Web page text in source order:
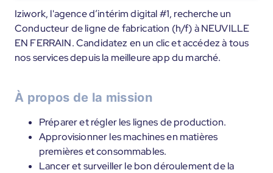
Iziwork, l'agence d’intérim digital #1, recherche un
Conducteur de ligne de fabrication (h/f) à NEUVILLE
EN FERRAIN. Candidatez en un clic et accédez à tous
nos services depuis la meilleure app du marché.
À propos de la mission
Préparer et régler les lignes de production.
Approvisionner les machines en matières
premières et consommables.
Lancer et surveiller le bon déroulement de la